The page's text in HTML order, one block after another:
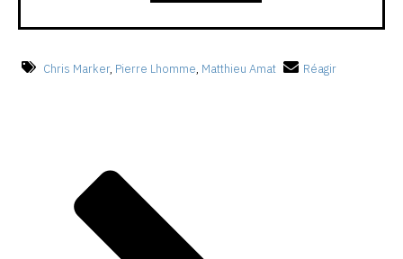
Chris Marker, Pierre Lhomme, Matthieu Amat Réagir